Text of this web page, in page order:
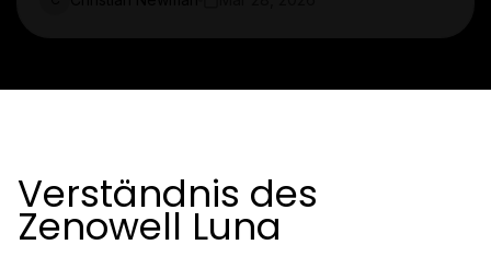
Verständnis des
Zenowell Luna